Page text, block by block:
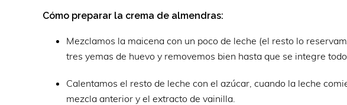
Cómo preparar la crema de almendras:
Mezclamos la maicena con un poco de leche (el resto lo
tres yemas de huevo y removemos bien hasta que se integre
Calentamos el resto de leche con el azúcar, cuando la leche
mezcla anterior y el extracto de vainilla.